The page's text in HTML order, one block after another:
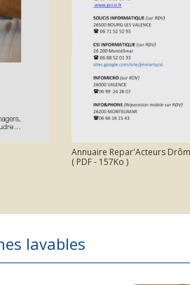
Annuaire Repar'Acteurs
( PDF - 157Ko )
lavables